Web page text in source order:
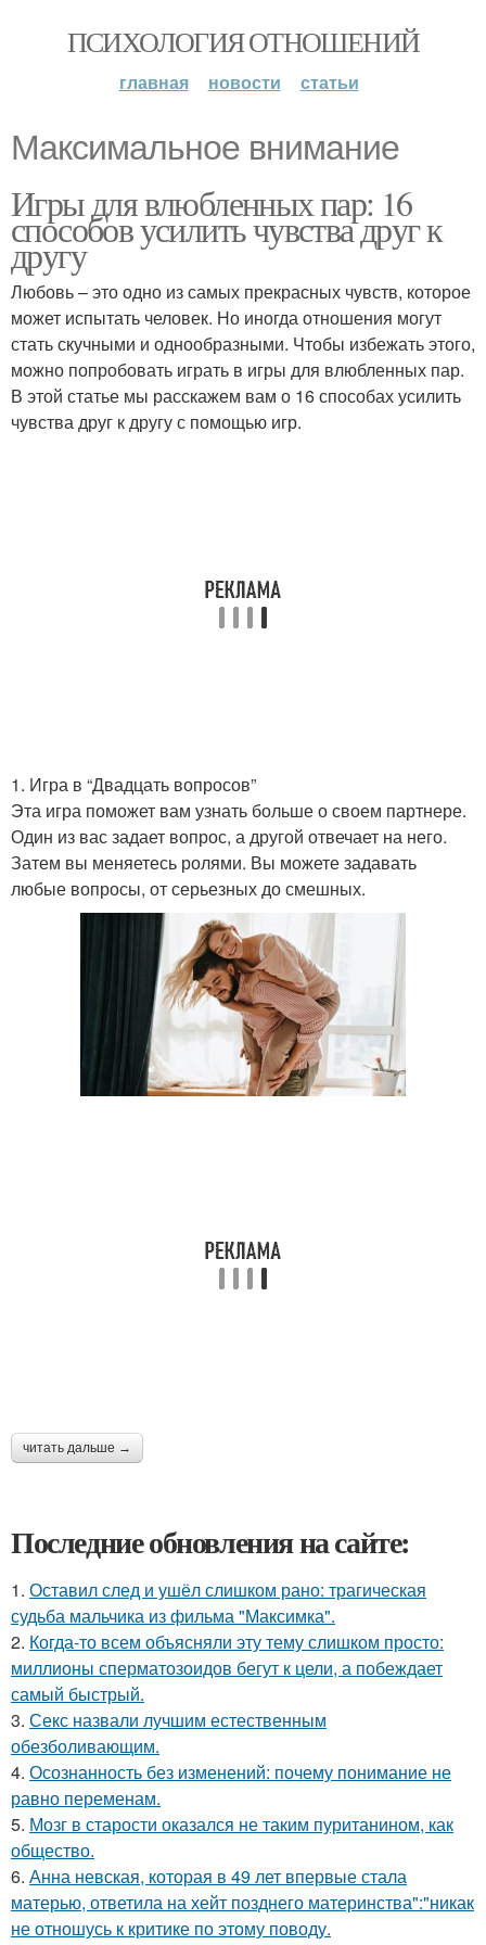
ПСИХОЛОГИЯ ОТНОШЕНИЙ
главная новости статьи
Максимальное внимание
Игры для влюбленных пар: 16
способов усилить чувства друг к
другу
Любовь – это одно из самых прекрасных чувств, которое
может испытать человек. Но иногда отношения могут
стать скучными и однообразными. Чтобы избежать этого,
можно попробовать играть в игры для влюбленных пар.
В этой статье мы расскажем вам о 16 способах усилить
чувства друг к другу с помощью игр.
1. Игра в “Двадцать вопросов”
Эта игра поможет вам узнать больше о своем партнере.
Один из вас задает вопрос, а другой отвечает на него.
Затем вы меняетесь ролями. Вы можете задавать
любые вопросы, от серьезных до смешных.
читать дальше →
Последние обновления на сайте:
1. Оставил след и ушёл слишком рано: трагическая
судьба мальчика из фильма "Максимка".
2. Когда-то всем объясняли эту тему слишком просто:
миллионы сперматозоидов бегут к цели, а побеждает
самый быстрый.
3. Секс назвали лучшим естественным
обезболивающим.
4. Осознанность без изменений: почему понимание не
равно переменам.
5. Мозг в старости оказался не таким пуританином, как
общество.
6. Анна невская, которая в 49 лет впервые стала
матерью, ответила на хейт позднего материнства":"никак
не отношусь к критике по этому поводу.